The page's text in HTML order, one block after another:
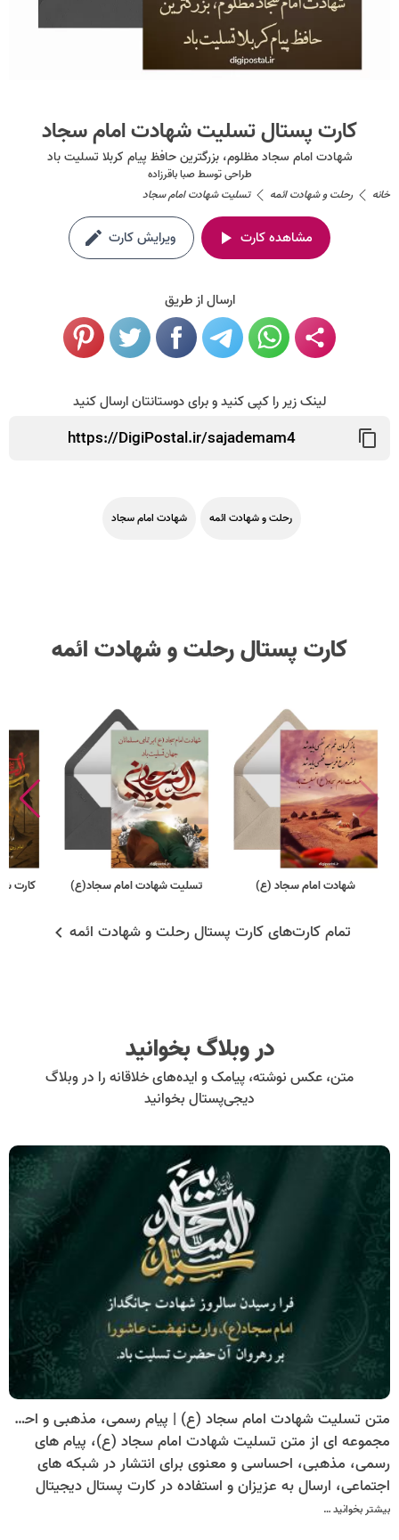
کارت پستال تسلیت شهادت امام سجاد
شهادت امام سجاد مظلوم، بزرگترین حافظ پیام کربلا تسلیت باد
طراحی توسطصبا باقرزاده
خانه
رحلت و شهادت ائمه تسلیت شهادت امام سجاد
مشاهده کارت ویرایش کارت
ارسال از طریق
لینک زیر را کپی کنید و برای دوستانتان ارسال کنید
رحلت و شهادت ائمه شهادت امام سجاد
کارت پستال رحلت و شهادت ائمه
شهادت امام سجاد (ع) تسلیت شهادت امام سجاد(ع) کارت
تمام کارت‌های کارت پستال رحلت و شهادت ائمه
در وبلاگ بخوانید
متن، عکس نوشته، پیامک و ایده‌های خلاقانه را در وبلاگ
دیجی‌پستال بخوانید
متن تسلیت شهادت امام سجاد (ع) | پیام رسمی، مذهبی و احساسی + کارت تسلیت دیجیتال
مجموعه ای از متن تسلیت شهادت امام سجاد (ع)، پیام های
رسمی، مذهبی، احساسی و معنوی برای انتشار در شبکه های
اجتماعی، ارسال به عزیزان و استفاده در کارت پستال دیجیتال
شهادت امام زین العابدین (ع).
بیشتر بخوانید …